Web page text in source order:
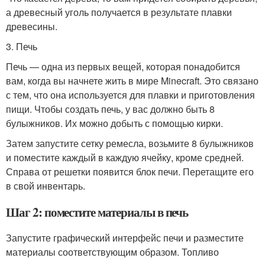
а древесный уголь получается в результате плавки
древесины.
3. Печь
Печь — одна из первых вещей, которая понадобится
вам, когда вы начнете жить в мире Minecraft. Это связано
с тем, что она используется для плавки и приготовления
пищи. Чтобы создать печь, у вас должно быть 8
булыжников. Их можно добыть с помощью кирки.
Затем запустите сетку ремесла, возьмите 8 булыжников
и поместите каждый в каждую ячейку, кроме средней.
Справа от решетки появится блок печи. Перетащите его
в свой инвентарь.
Шаг 2: поместите материалы в печь
Запустите графический интерфейс печи и разместите
материалы соответствующим образом. Топливо